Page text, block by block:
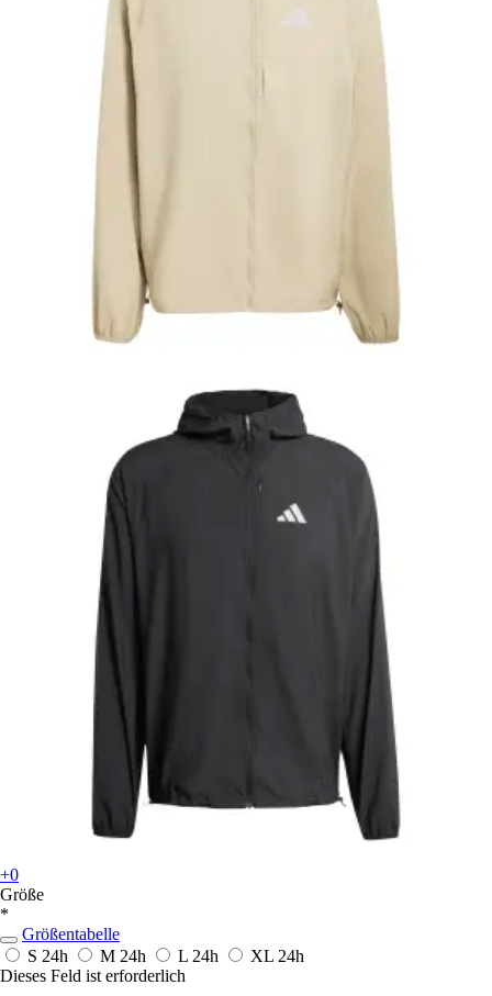
+0
Größe
*
Größentabelle
S 24h M 24h L 24h XL 24h
Dieses Feld ist erforderlich